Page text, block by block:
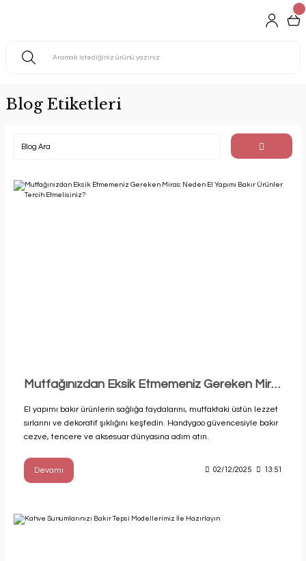
Blog Etiketleri
Mutfağınızdan Eksik Etmemeniz Gereken Miras: Neden El Yapımı Bakır Ürünler Tercih Etmelisiniz?
El yapımı bakır ürünlerin sağlığa faydalarını, mutfaktaki üstün lezzet
sırlarını ve dekoratif şıklığını keşfedin. Handygoo güvencesiyle bakır
cezve, tencere ve aksesuar dünyasına adım atın.
Devamı 02/12/2025 13:51